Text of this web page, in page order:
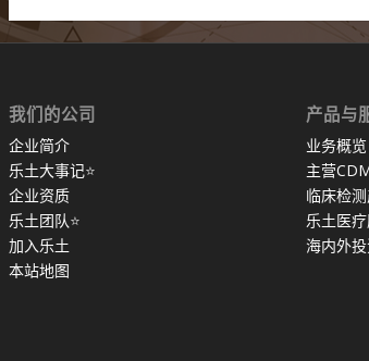
我们的公司
企业简介
乐土大事记⭐
企业资质
乐土团队⭐
加入乐土
本站地图
产品与
业务概览
主营
临床检
乐土医
海内外